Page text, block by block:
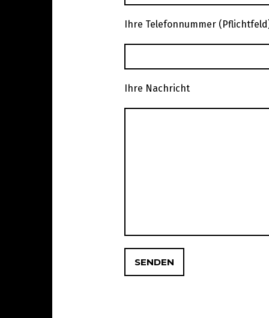
Ihre Telefonnummer
Ihre Nachricht